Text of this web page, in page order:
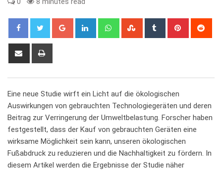
Google+ LinkedIn WhatsappStumbleUpon
Tumblr Pinterest
Share
Eine neue Studie ⁣wirft ein Licht auf die ökologischen
⁤Auswirkungen​ von gebrauchten Technologiegeräten und deren
Beitrag zur Verringerung der Umweltbelastung. ⁤Forscher ⁣haben
festgestellt, ⁢dass der Kauf von⁤ gebrauchten Geräten ⁢eine
wirksame⁣ Möglichkeit​ sein kann, unseren ​ökologischen
‍Fußabdruck zu reduzieren und ​die Nachhaltigkeit zu fördern. In
diesem Artikel ⁢werden die Ergebnisse ⁣der Studie näher